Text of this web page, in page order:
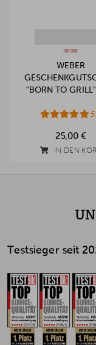
WEBER
"BORN TO
25,00 €
IN DEN
Testsieger seit